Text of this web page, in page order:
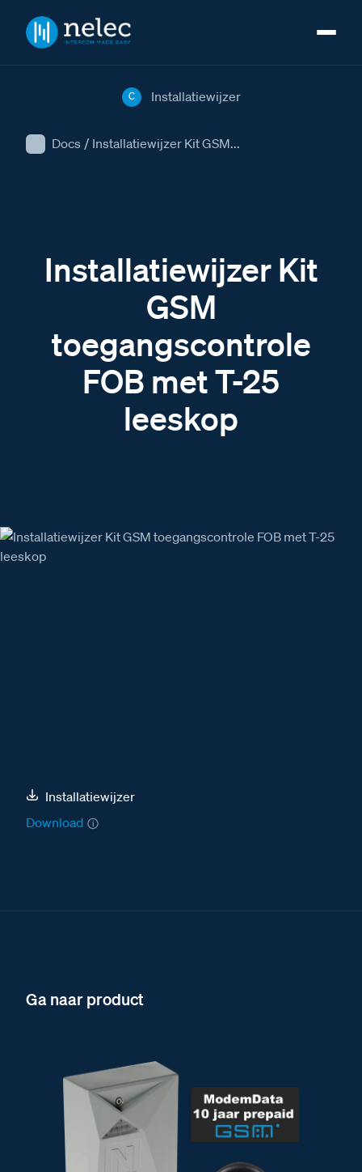
Docs / Installatiewijzer Kit GSM...
C Installatiewijzer
Installatiewijzer Kit
GSM
toegangscontrole
FOB met T-25
leeskop
Installatiewijzer
Download
Ga naar product